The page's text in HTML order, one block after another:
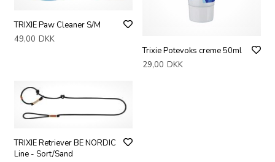
TRIXIE Paw Cleaner S/M
49,00 DKK
Trixie Potevoks creme 50ml
29,00 DKK
TRIXIE Retriever BE NORDIC
Line - Sort/Sand